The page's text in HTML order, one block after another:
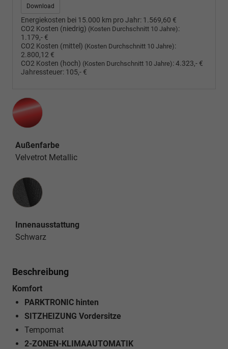
Download
Energiekosten bei 15.000 km pro Jahr: 1.569,60 €
CO2 Kosten (niedrig) (Kosten Durchschnitt 10 Jahre):
1.179,- €
CO2 Kosten (mittel) (Kosten Durchschnitt 10 Jahre):
2.800,12 €
CO2 Kosten (hoch) (Kosten Durchschnitt 10 Jahre):4.323,- €
Jahressteuer: 105,- €
Außenfarbe
Velvetrot Metallic
Innenausstattung
Innenausstattung
Schwarz
Beschreibung
Komfort
PARKTRONIC hinten
SITZHEIZUNG Vordersitze
Tempomat
2-ZONEN-KLIMAAUTOMATIK